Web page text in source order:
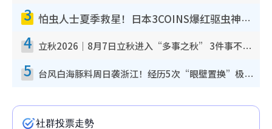
3 怕虫人士夏季救星！日本3COINS爆红驱虫神器$45起 1招“全程免触碰”轻松搞定小强
4 立秋2026｜8月7日立秋进入“多事之秋” 3件事不可做！专家教6招开运 清杂物／钱包纳气接好运
5 台风白海豚料周日袭浙江！经历5次“眼壁置换”极罕见 成登陆内地最长途台风